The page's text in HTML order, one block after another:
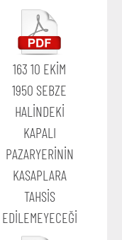
163 10 EKİM
1950 SEBZE
HALİNDEKİ
KAPALI
PAZARYERİNİN
KASAPLARA
TAHSİS
EDİLEMEYECEĞİ